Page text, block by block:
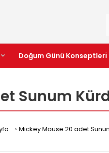
Doğum Günü Konseptleri
Sunum
Mickey Mouse 20 adet